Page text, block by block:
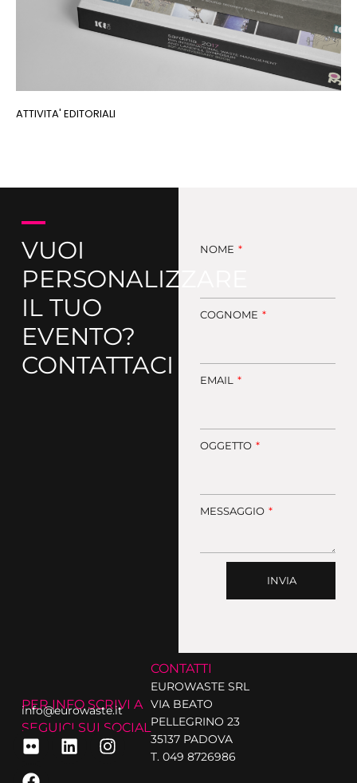
ATTIVITA' EDITORIALI
VUOI
PERSONALIZZARE
IL TUO
EVENTO?
CONTATTACI
NOME
COGNOME
EMAIL
OGGETTO
MESSAGGIO
INVIA
CONTATTI
EUROWASTE SRL
VIA BEATO
PELLEGRINO 23
35137 PADOVA
T. 049 8726986
PER INFO SCRIVI A
info@eurowaste.it
SEGUICI SUI SOCIAL